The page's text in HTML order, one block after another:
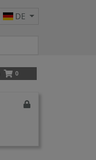
DE
0